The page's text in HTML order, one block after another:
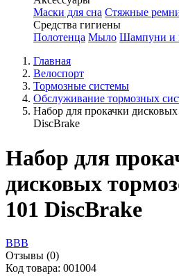
Маски для сна Стяжные
Средства гигиены
Полотенца Мыло Шампуни и
Главная
Велоспорт
Тормозные системы
Обслуживание тормозных
Набор для прокачки
DiscBrake
Набор для
дисковых
101 DiscBrake
BBB
Отзывы (0)
Код товара: 001004